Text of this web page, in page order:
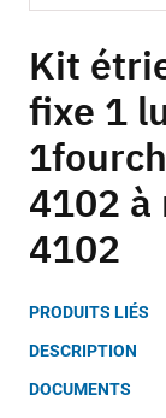
to
the
beginning
of
the
gallery
Kit
fixe 1
4102
4102
PRODUITS LIÉS
DESCRIPTION
DOCUMENTS